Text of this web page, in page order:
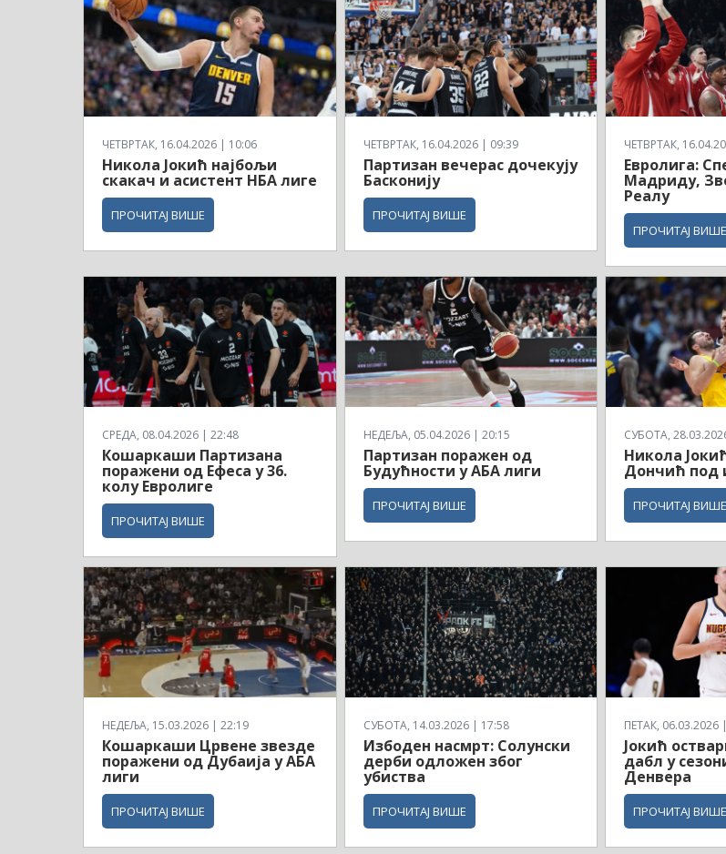
ЧЕТВРТАК, 16.04.2026 | 10:06
Никола Јокић најбољи
скакач и асистент НБА лиге
ПРОЧИТАЈ ВИШЕ
ЧЕТВРТАК, 16.04.2026 | 09:39
Партизан вечерас дочекују
Басконију
ПРОЧИТАЈ ВИШЕ
ЧЕТВРТАК,
Евролига:
Мадриду,
Реалу
ПРОЧИТАЈ ВИШЕ
СРЕДА, 08.04.2026 | 22:48
Кошаркаши Партизана
поражени од Ефеса у 36.
колу Евролиге
ПРОЧИТАЈ ВИШЕ
НЕДЕЉА, 05.04.2026 | 20:15
Партизан поражен од
Будућности у АБА лиги
ПРОЧИТАЈ ВИШЕ
СУБОТА,
Никола
Дончић под
ПРОЧИТАЈ ВИШЕ
НЕДЕЉА, 15.03.2026 | 22:19
Кошаркаши Црвене звезде
поражени од Дубаија у АБА
лиги
ПРОЧИТАЈ ВИШЕ
СУБОТА, 14.03.2026 | 17:58
Избоден насмрт: Солунски
дерби одложен због
убиства
ПРОЧИТАЈ ВИШЕ
ПЕТАК, 06.03.2026
Јокић
дабл у
Денвера
ПРОЧИТАЈ ВИШЕ